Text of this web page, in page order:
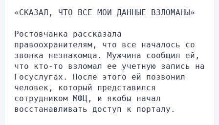
«СКАЗАЛ, ЧТО ВСЕ МОИ ДАННЫЕ ВЗЛОМАНЫ»
Ростовчанка рассказала
правоохранителям, что все началось со
звонка незнакомца. Мужчина сообщил ей,
что кто-то взломал ее учетную запись на
Госуслугах. После этого ей позвонил
человек, который представился
сотрудником МФЦ, и якобы начал
восстанавливать доступ к порталу.